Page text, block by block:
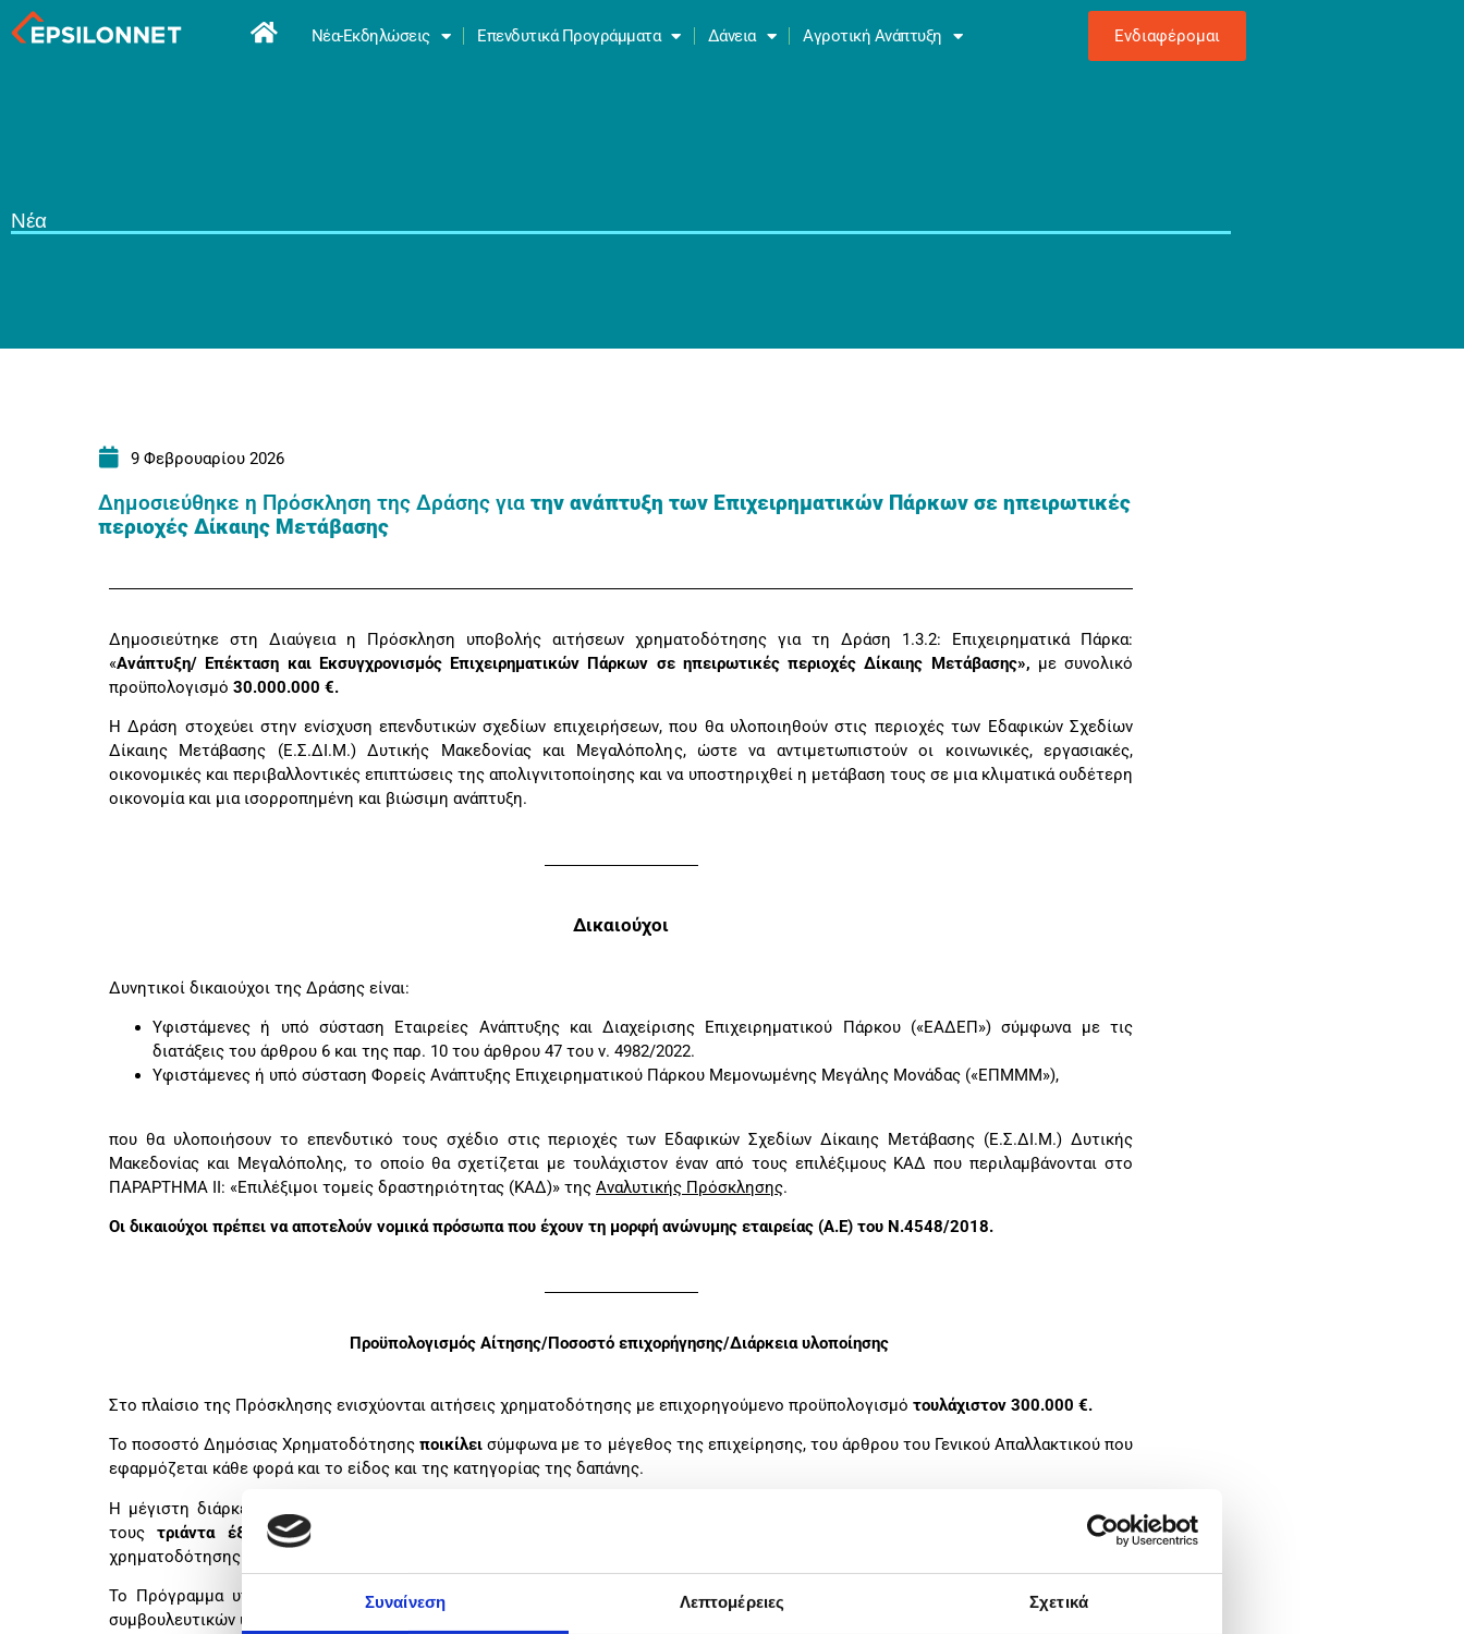
Συναίνεση Λεπτομέρειες Σχετικά
Νέα-Εκδηλώσεις Επενδυτικά Προγράμματα Δάνεια Αγροτική Ανάπτυξη Ενδιαφέρομαι
Νέα
9 Φεβρουαρίου 2026
Δημοσιεύθηκε η Πρόσκληση της Δράσης για την ανάπτυξη των Επιχειρηματικών Πάρκων σε ηπειρωτικές
περιοχές Δίκαιης Μετάβασης
Δημοσιεύτηκε στη Διαύγεια η Πρόσκληση υποβολής αιτήσεων χρηματοδότησης για τη Δράση 1.3.2: Επιχειρηματικά Πάρκα:
«Ανάπτυξη/ Επέκταση και Εκσυγχρονισμός Επιχειρηματικών Πάρκων σε ηπειρωτικές περιοχές Δίκαιης Μετάβασης», με συνολικό
προϋπολογισμό 30.000.000 €.
Η Δράση στοχεύει στην ενίσχυση επενδυτικών σχεδίων επιχειρήσεων, που θα υλοποιηθούν στις περιοχές των Εδαφικών Σχεδίων
Δίκαιης Μετάβασης (Ε.Σ.ΔΙ.Μ.) Δυτικής Μακεδονίας και Μεγαλόπολης, ώστε να αντιμετωπιστούν οι κοινωνικές, εργασιακές,
οικονομικές και περιβαλλοντικές επιπτώσεις της απολιγνιτοποίησης και να υποστηριχθεί η μετάβαση τους σε μια κλιματικά ουδέτερη
οικονομία και μια ισορροπημένη και βιώσιμη ανάπτυξη.
Δικαιούχοι
Δυνητικοί δικαιούχοι της Δράσης είναι:
Υφιστάμενες ή υπό σύσταση Εταιρείες Ανάπτυξης και Διαχείρισης Επιχειρηματικού Πάρκου («ΕΑΔΕΠ») σύμφωνα με τις
διατάξεις του άρθρου 6 και της παρ. 10 του άρθρου 47 του ν. 4982/2022.
Υφιστάμενες ή υπό σύσταση Φορείς Ανάπτυξης Επιχειρηματικού Πάρκου Μεμονωμένης Μεγάλης Μονάδας («ΕΠΜΜΜ»),
που θα υλοποιήσουν το επενδυτικό τους σχέδιο στις περιοχές των Εδαφικών Σχεδίων Δίκαιης Μετάβασης (Ε.Σ.ΔΙ.Μ.) Δυτικής
Μακεδονίας και Μεγαλόπολης, το οποίο θα σχετίζεται με τουλάχιστον έναν από τους επιλέξιμους ΚΑΔ που περιλαμβάνονται στο
ΠΑΡΑΡΤΗΜΑ II: «Επιλέξιμοι τομείς δραστηριότητας (ΚΑΔ)» της Αναλυτικής Πρόσκλησης.
Οι δικαιούχοι πρέπει να αποτελούν νομικά πρόσωπα που έχουν τη μορφή ανώνυμης εταιρείας (Α.Ε) του Ν.4548/2018.
Προϋπολογισμός Αίτησης/Ποσοστό επιχορήγησης/Διάρκεια υλοποίησης
Στο πλαίσιο της Πρόσκλησης ενισχύονται αιτήσεις χρηματοδότησης με επιχορηγούμενο προϋπολογισμό τουλάχιστον 300.000 €.
Το ποσοστό Δημόσιας Χρηματοδότησηςποικίλει σύμφωνα με το μέγεθος της επιχείρησης, του άρθρου του Γενικού Απαλλακτικού που
εφαρμόζεται κάθε φορά και το είδος και της κατηγορίας της δαπάνης.
Η μέγιστη διάρκεια ολοκλήρωσης του φυσικού και οικονομικού αντικειμένου του επενδυτικού σχεδίου δεν μπορεί να υπερβαίνει
τουςτριάντα έξι (36) μήνες,
από την ημερομηνία της ηλεκτρονικής κοινοποίησης της οριστικής έγκρισης της αίτησης
χρηματοδότησης (αποτέλεσμα αξιολόγησης ή αποτέλεσμα αξιολόγησης ένστασης).
Το Πρόγραμμα υπάγεται στον Κανονισμό (Ε.Ε.) 651/2014, όπως τροποποιήθηκε και ισχύει, ενώ υποστηρικτικά για τις δαπάνες
συμβουλευτικών υπηρεσιών γίνεται χρήση του Καν.(ΕΕ) 2023/2831 της 13ης Δεκεμβρίου 2023 (De minimis) όπως ισχύει.